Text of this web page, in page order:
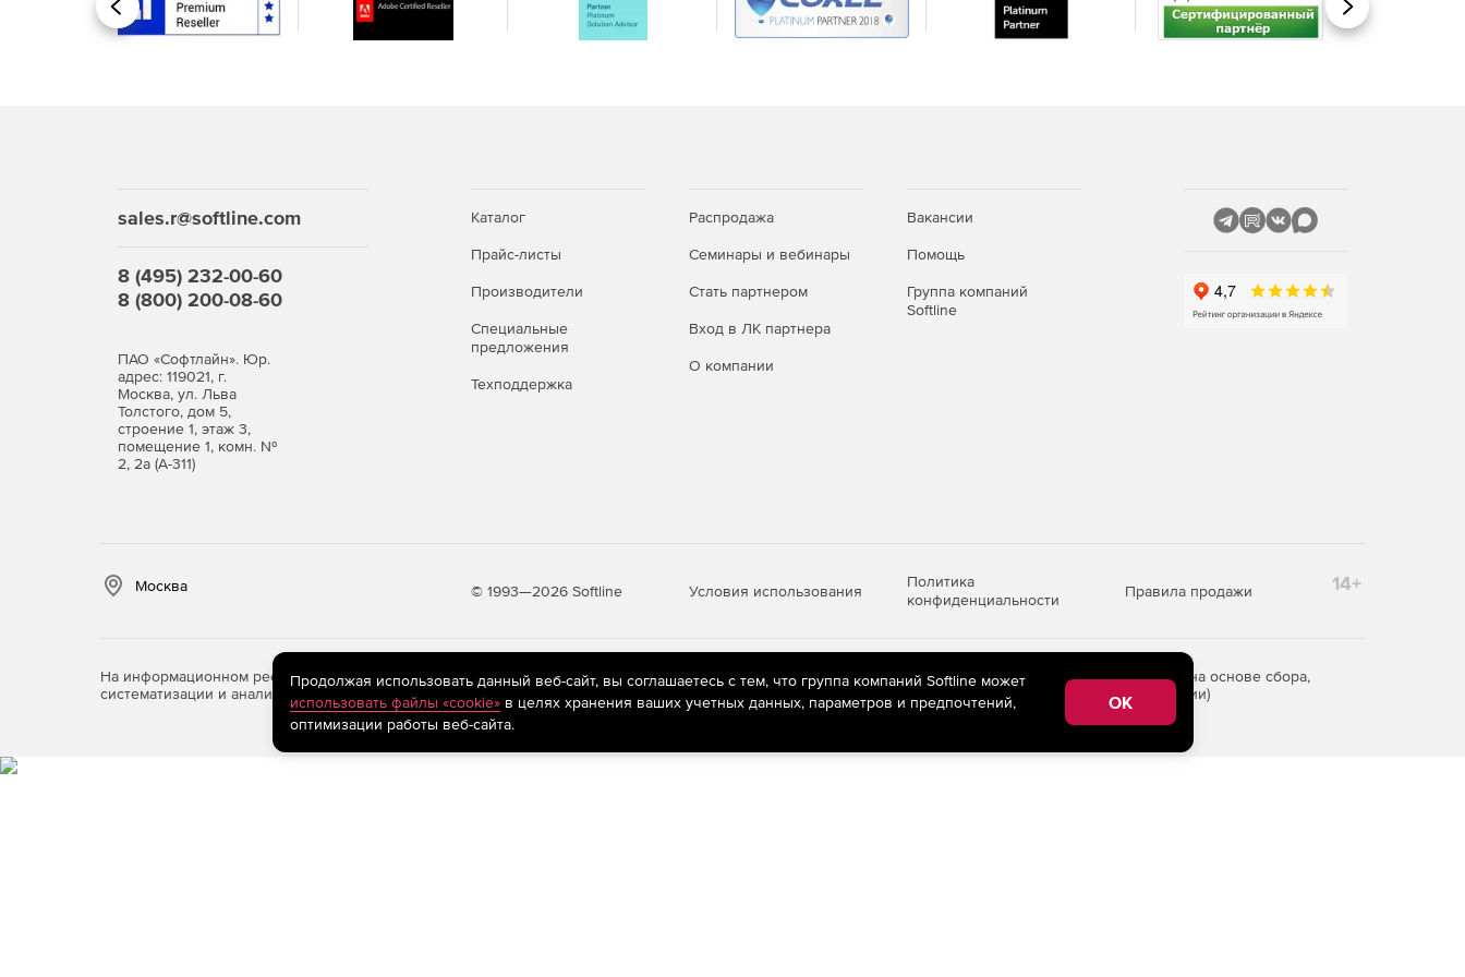
Основные возможности ActCAD Standar
Преобразование PDF в файлы DWG/DXF из программного обеспечения.
Преобразование изображения в файлы DWG/DXF – из растрового в векторные.
ActCAD Convertor: пакетный аудит и преобразование файлов.
Доступ к обучающим видео из программного обеспечения.
Простой модуль самопомощи для решения большинства распространенных вопросов.
Лицензии бессрочные и действуют во всем мире.
Функция «перенос лицензии», которая позволяет перемещать лицензию между компьютерами
неограниченное количество раз.
Назад Вперед
sales.r@softline.com
8 (495) 232-00-60
8 (800) 200-08-60
ПАО «Софтлайн». Юр.
адрес: 119021, г.
Москва, ул. Льва
Толстого, дом 5,
строение 1, этаж 3,
помещение 1, комн. №
2, 2а (А-311)
Каталог
Прайс-листы
Производители
Специальные
предложения
Техподдержка
Распродажа
Семинары и вебинары
Стать партнером
Вход в ЛК партнера
О компании
Вакансии
Помощь
Группа компаний
Softline
Москва © 1993—2026 Softline Условия использования
Политика
конфиденциальности
Правила продажи 14+
На информационном ресурсе store.softline.ru применяютсярекомендательные технологии(информационные технологии предоставления информации на основе сбора,
систематизации и анализа сведений, относящихся к предпочтениям пользователей сети «Интернет», находящихся на территории Российской Федерации)
Продолжая использовать данный веб-сайт, вы соглашаетесь с тем, что группа компаний Softline может
использовать файлы «cookie»в целях хранения ваших учетных данных, параметров и предпочтений,
оптимизации работы веб-сайта.
OK